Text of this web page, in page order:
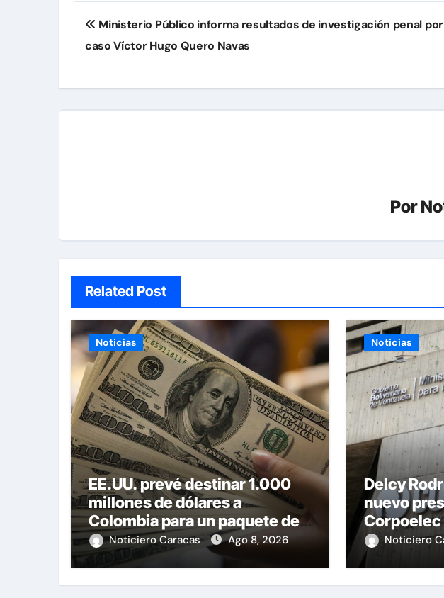
Navegación
de
Ministerio Público informa resultados de investigación penal por
caso Víctor Hugo Quero Navas
Por
Related Post
Noticias
EE.UU. prevé destinar 1.000
millones de dólares a
Colombia para un paquete de
seguridad
Noticiero Caracas Ago 8, 2026
Noticias
Delcy
nuevo
Corpoelec
Eléctricos
Noticiero